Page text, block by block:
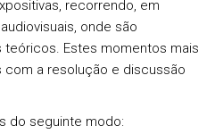
recorrendo, em
onde são
Estes momentos mais
a resolução e discussão
do seguinte modo: